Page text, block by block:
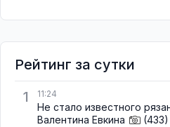
Рейтинг за сутки
1
11:24
Не стало известного
Валентина Евкина
(433)